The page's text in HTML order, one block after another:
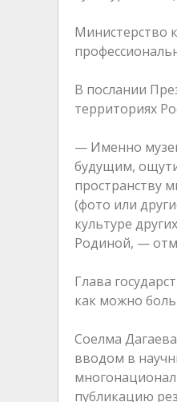
Министерство
В послании
территориях
— Именно
будущим,
пространству
(фото или
культуре
Родиной, —
Глава
как можно
Соелма
вводом в
публикацию